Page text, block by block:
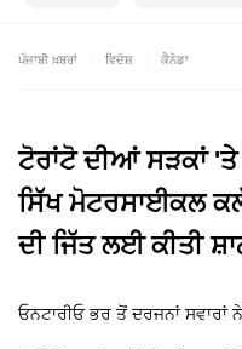
ਪੰਜਾਬੀ ਖ਼ਬਰਾਂ ਵਿਦੇਸ਼ ਕੈਨੇਡਾ
ਟੋਰਾਂਟੋ ਦੀਆਂ ਸੜਕਾਂ
ਸਿੱਖ ਮੋਟਰਸਾਈਕਲ
ਦੀ ਜਿੱਤ ਲਈ ਕੀਤੀ
ਓਨਟਾਰੀਓ ਭਰ ਤੋਂ ਦਰਜਨਾਂ ਸਵਾਰਾਂ